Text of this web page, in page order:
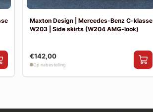
Maxton Design | Mercedes-Benz C-klasse
W203 | Side skirts (W204 AMG-look)
€142,00
Op nabestelling